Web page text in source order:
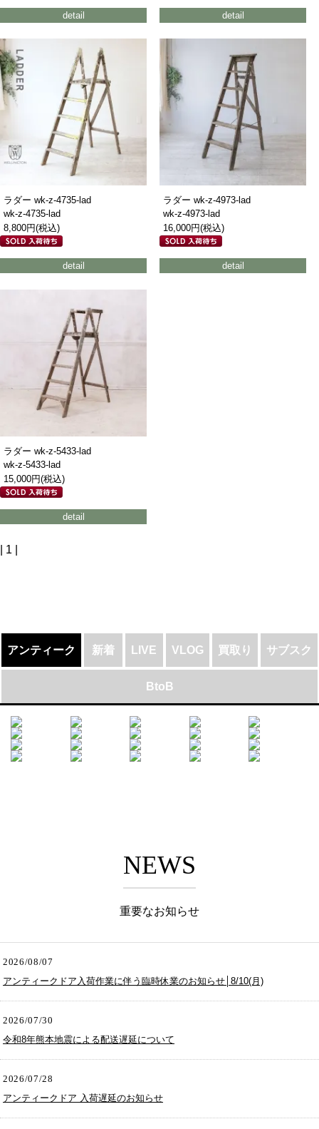
detail detail
ラダー wk-z-4735-lad
wk-z-4735-lad
8,800円(税込)
detail
ラダー wk-z-4973-lad
wk-z-4973-lad
16,000円(税込)
detail
ラダー wk-z-5433-lad
wk-z-5433-lad
15,000円(税込)
detail
| 1 |
アンティーク 新着 LIVE VLOG 買取り サブスク
BtoB
NEWS
重要なお知らせ
2026/08/07
アンティークドア入荷作業に伴う臨時休業のお知らせ│8/10(月)
2026/07/30
令和8年熊本地震による配送遅延について
2026/07/28
アンティークドア 入荷遅延のお知らせ